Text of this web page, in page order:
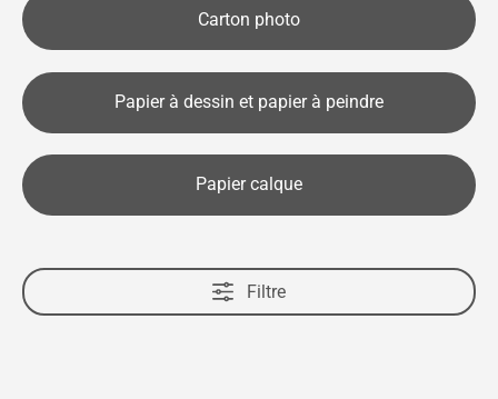
Carton photo
Papier à dessin et papier à peindre
Papier calque
Filtre